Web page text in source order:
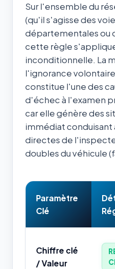
Sur l'ensemble du
(qu'il s'agisse des
départementales ou
cette règle
inconditionnelle. La
l'ignorance
constitue l'une des
d'échec à l'examen
car elle génère des
immédiat conduisant
directes de
doubles du véhicule
Paramètre
Clé
Chiffre clé
/ Valeur